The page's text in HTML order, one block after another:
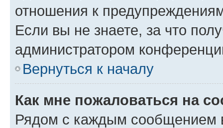
отношения к
Если вы не знаете, за что
администратором
Вернуться к началу
Как мне пожаловаться на
Рядом с каждым сообщением